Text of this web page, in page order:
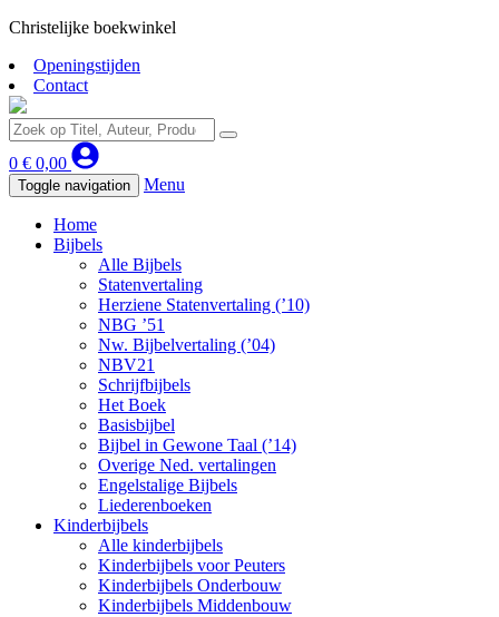
Christelijke boekwinkel
Openingstijden
Contact
0 € 0,00
Toggle navigation Menu
Home
Bijbels
Alle Bijbels
Statenvertaling
Herziene Statenvertaling (’10)
NBG ’51
Nw. Bijbelvertaling (’04)
NBV21
Schrijfbijbels
Het Boek
Basisbijbel
Bijbel in Gewone Taal (’14)
Overige Ned. vertalingen
Engelstalige Bijbels
Liederenboeken
Kinderbijbels
Alle kinderbijbels
Kinderbijbels voor Peuters
Kinderbijbels Onderbouw
Kinderbijbels Middenbouw